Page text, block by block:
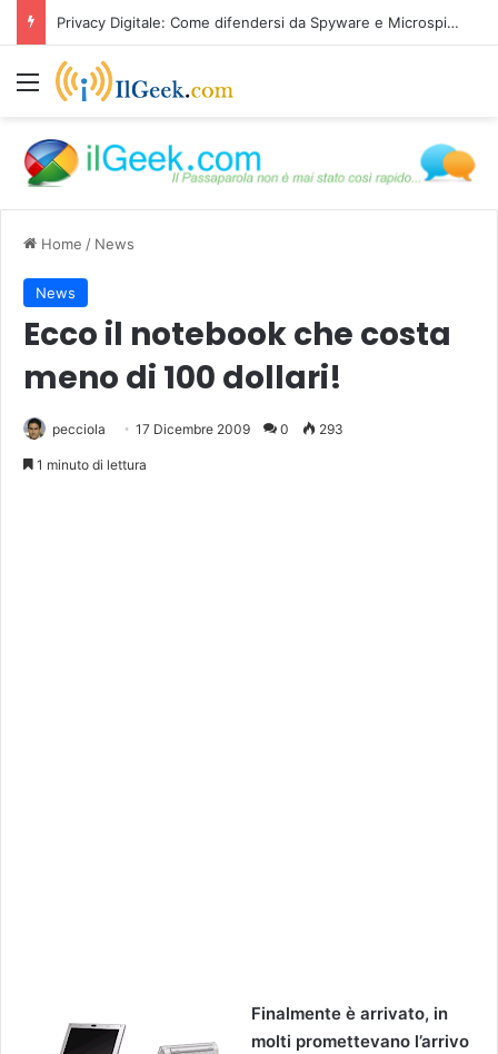
Privacy Digitale: Come difendersi da Spyware e Microspie di Nuova Generazione
Menu
Home / News
News
Ecco il notebook che costa
meno di 100 dollari!
pecciola 17 Dicembre 2009 0 293
1 minuto di lettura
Finalmente è arrivato, in
molti promettevano l’arrivo